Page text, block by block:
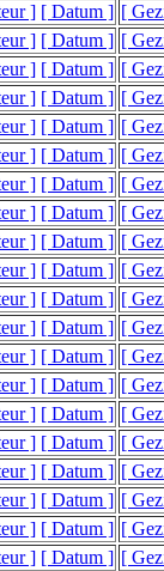
] [ Datum ] [
] [ Datum ] [
] [ Datum ] [
] [ Datum ] [
] [ Datum ] [
] [ Datum ] [
] [ Datum ] [
] [ Datum ] [
] [ Datum ] [
] [ Datum ] [
] [ Datum ] [
] [ Datum ] [
] [ Datum ] [
] [ Datum ] [
] [ Datum ] [
] [ Datum ] [
] [ Datum ] [
] [ Datum ] [
] [ Datum ] [
] [ Datum ] [